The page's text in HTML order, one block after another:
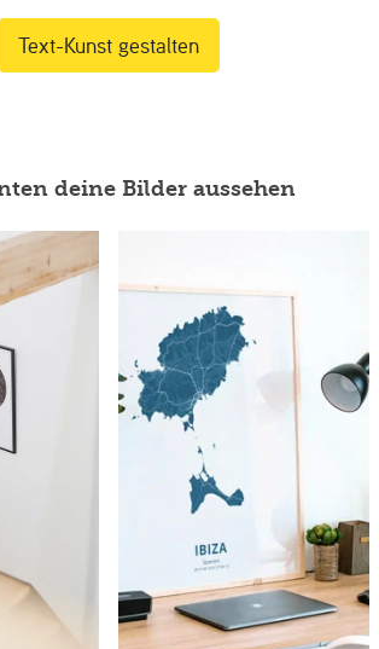
Text-Kunst gestalten
deine Bilder aussehen